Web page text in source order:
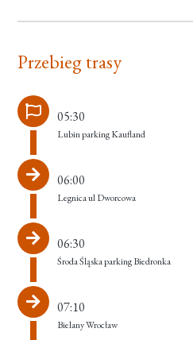
Przebieg trasy
05:30
Lubin parking Kaufland
06:00
Legnica ul Dworcowa
06:30
Środa Śląska parking Biedronka
07:10
Bielany Wrocław